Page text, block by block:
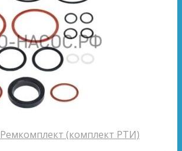
Ремкомплект (комплект РТИ)